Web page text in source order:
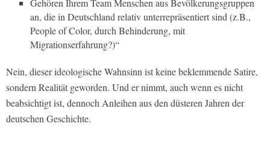
Gehören Ihrem Team Menschen aus Bevölkerungsgruppen
an, die in Deutschland relativ unterrepräsentiert sind (z.B.,
People of Color, durch Behinderung, mit
Migrationserfahrung?)“
Nein, dieser ideologische Wahnsinn ist keine beklemmende Satire,
sondern Realität geworden. Und er nimmt, auch wenn es nicht
beabsichtigt ist, dennoch Anleihen aus den düsteren Jahren der
deutschen Geschichte.